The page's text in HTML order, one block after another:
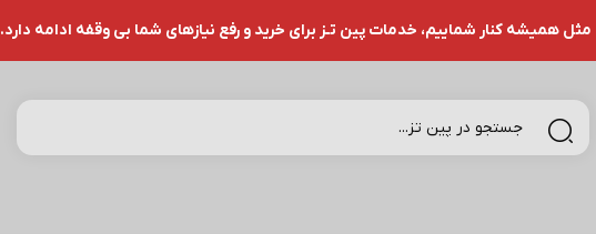
مثل همیشه کنار شماییم، خدمات پین تـز برای خرید و رفع نیازهای شما بی وقفه ادامه